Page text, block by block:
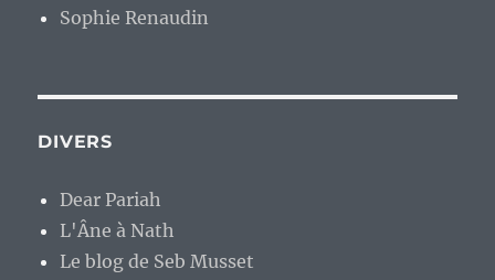
Sophie Renaudin
DIVERS
Dear Pariah
L'Âne à Nath
Le blog de Seb Musset